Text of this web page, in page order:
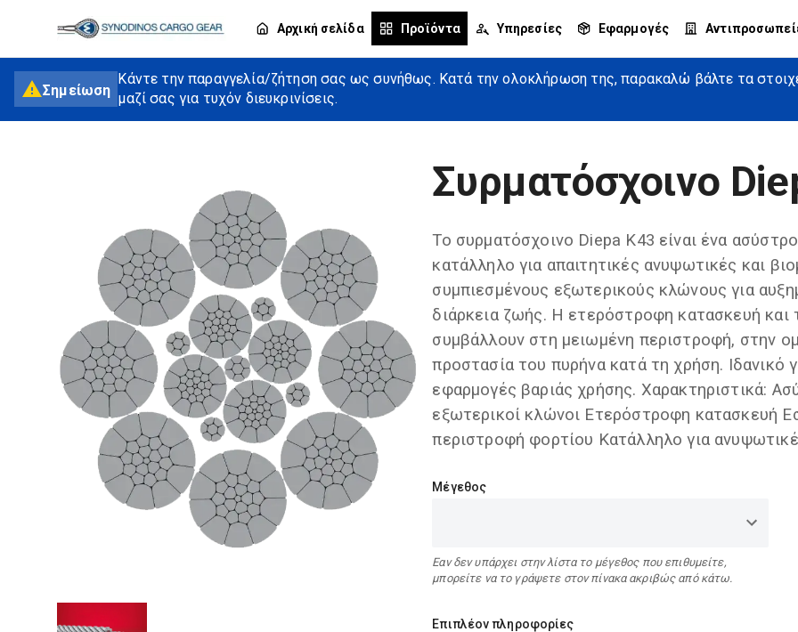
Αρχική σελίδα Προϊόντα Υπηρεσίες Εφαρμογές
Σημείωση
Κάντε την παραγγελία/ζήτηση σας ως συνήθως. Κατά την ολοκλήρωση της, παρακαλώ βάλτε τα
μαζί σας για τυχόν διευκρινίσεις.
Συρματόσχοινο
Το συρματόσχοινο Diepa K43 είναι ένα
κατάλληλο για απαιτητικές ανυψωτικές και
συμπιεσμένους εξωτερικούς κλώνους για
διάρκεια ζωής. Η ετερόστροφη κατασκευή
συμβάλλουν στη μειωμένη περιστροφή, στην
προστασία του πυρήνα κατά τη χρήση. Ιδανικό
εφαρμογές βαριάς χρήσης. Χαρακτηριστικά:
εξωτερικοί κλώνοι Ετερόστροφη κατασκευή
περιστροφή φορτίου Κατάλληλο για
Μέγεθος
Εαν δεν υπάρχει στην λίστα το μέγεθος που επιθυμείτε,
μπορείτε να το γράψετε στον πίνακα ακριβώς από κάτω.
Επιπλέον πληροφορίες